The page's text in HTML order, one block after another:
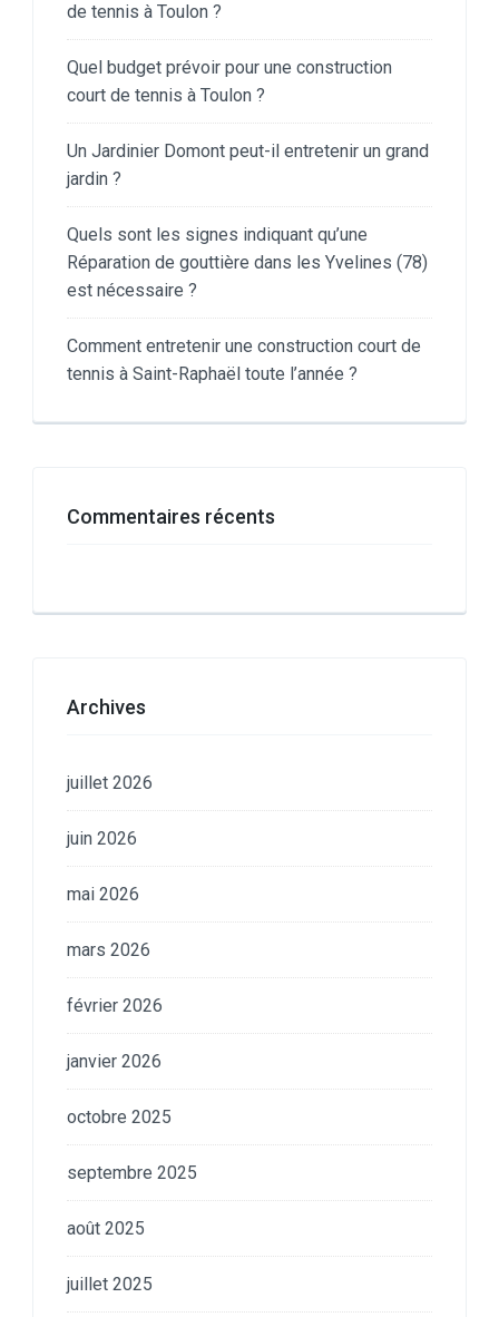
de tennis à Toulon ?
Quel budget prévoir pour une construction
court de tennis à Toulon ?
Un Jardinier Domont peut-il entretenir un grand
jardin ?
Quels sont les signes indiquant qu’une
Réparation de gouttière dans les Yvelines (78)
est nécessaire ?
Comment entretenir une construction court de
tennis à Saint-Raphaël toute l’année ?
Commentaires récents
Archives
juillet 2026
juin 2026
mai 2026
mars 2026
février 2026
janvier 2026
octobre 2025
septembre 2025
août 2025
juillet 2025